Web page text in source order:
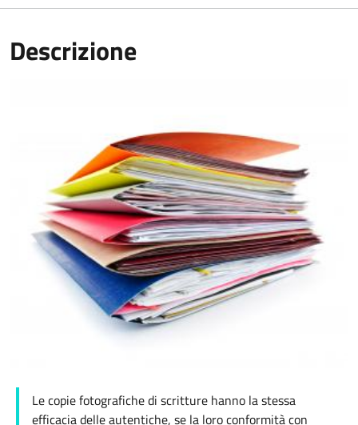
Descrizione
Le copie fotografiche di scritture hanno la stessa
efficacia delle autentiche, se la loro conformità con